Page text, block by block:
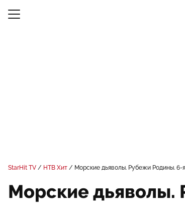
StarHit TV НТВ Хит Морские дьяволы. Рубежи Родины. 6-
Морские дьяволы.